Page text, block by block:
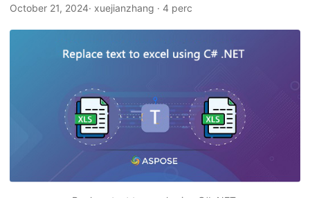
October 21, 2024· xuejianzhang · 4 perc